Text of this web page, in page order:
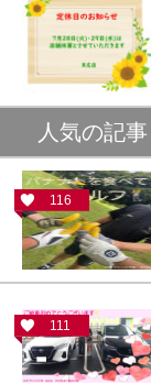
人気の記事
116
111